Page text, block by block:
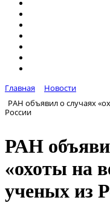
Главная
Новости
РАН объявил о случаях
России
РАН
«охоты на
ученых из